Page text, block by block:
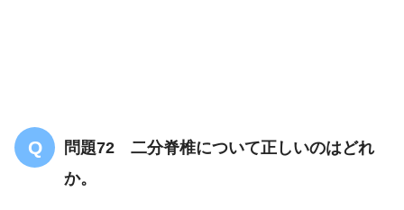
問題72 二分脊椎について正しいのはどれ
か。